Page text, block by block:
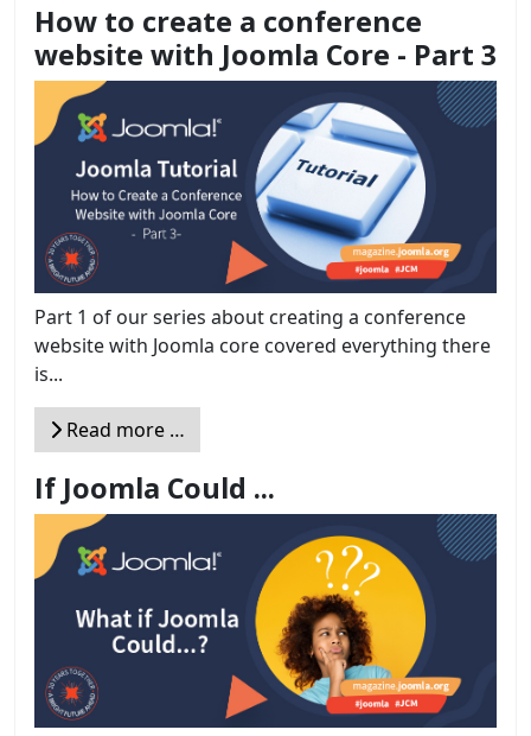
How to create a conference
website with Joomla Core - Part 3
Part 1 of our series about creating a conference
website with Joomla core covered everything there
is...
Read more …
If Joomla Could ...